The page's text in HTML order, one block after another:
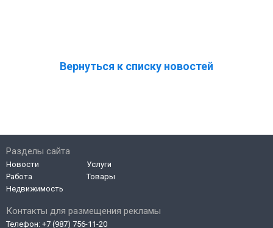
Вернуться к списку новостей
Контакты для размещения рекламы
Телефон: +7 (987) 756-11-20
Разделы сайта
Новости
Работа
Недвижимость
Услуги
Товары